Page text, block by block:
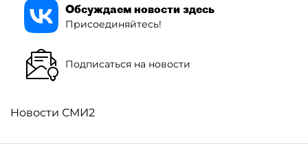
Обсуждаем новости здесь
Присоединяйтесь!
Подписаться на новости
Новости СМИ2